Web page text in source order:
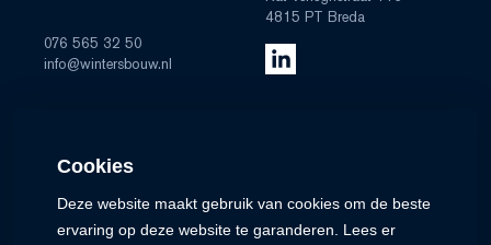
Cookies
Deze website maakt gebruik van cookies om de beste
ervaring op deze website te garanderen. Lees er
076 565 32 50
info@wintersbouw.nl
4815 PT Breda
lidmaatschappen